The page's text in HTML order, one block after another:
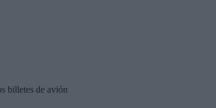
billetes de avión